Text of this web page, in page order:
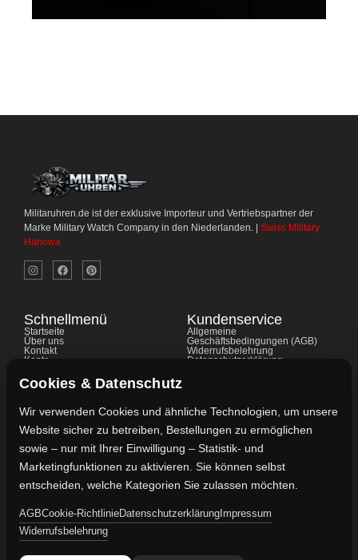
Militaruhren.de ist der exklusive Importeur und Vertriebspartner der
Marke Military Watch Company in den Niederlanden. | Swiss Military
Hanowa
Schnellmenü
Startseite
Über uns
Kontakt
Konto
FAQ's
Kundenservice
Allgemeine
Geschäftsbedingungen (AGB)
Widerrufsbelehrung
Datenschutzerklärung
Kontaktdaten
Vertreten durch:
Lievaart B.V.
Kontakt:
info@militaruhren.de
Cookies & Datenschutz
Wir verwenden Cookies und ähnliche Technologien, um unsere
Website sicher zu betreiben, Bestellungen zu ermöglichen
sowie – nur mit Ihrer Einwilligung – Statistik- und
Marketingfunktionen zu aktivieren. Sie können selbst
entscheiden, welche Kategorien Sie zulassen möchten.
AGBCookie-RichtlinieDatenschutzerklärung Impressum
Widerrufsbelehrung